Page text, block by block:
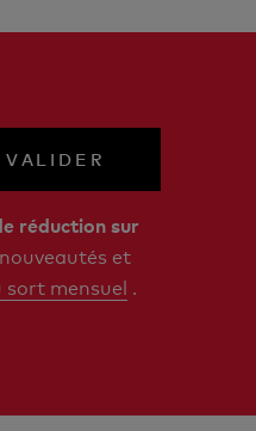
VALIDER
réduction sur
et
mensuel .